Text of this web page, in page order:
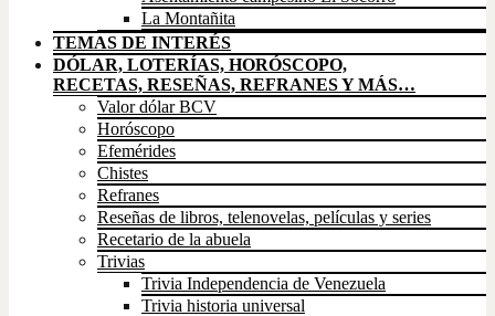
La Montañita
TEMAS DE INTERÉS
DÓLAR, LOTERÍAS, HORÓSCOPO,
RECETAS, RESEÑAS, REFRANES Y MÁS…
Valor dólar BCV
Horóscopo
Efemérides
Chistes
Refranes
Reseñas de libros, telenovelas, películas y series
Recetario de la abuela
Trivias
Trivia Independencia de Venezuela
Trivia historia universal